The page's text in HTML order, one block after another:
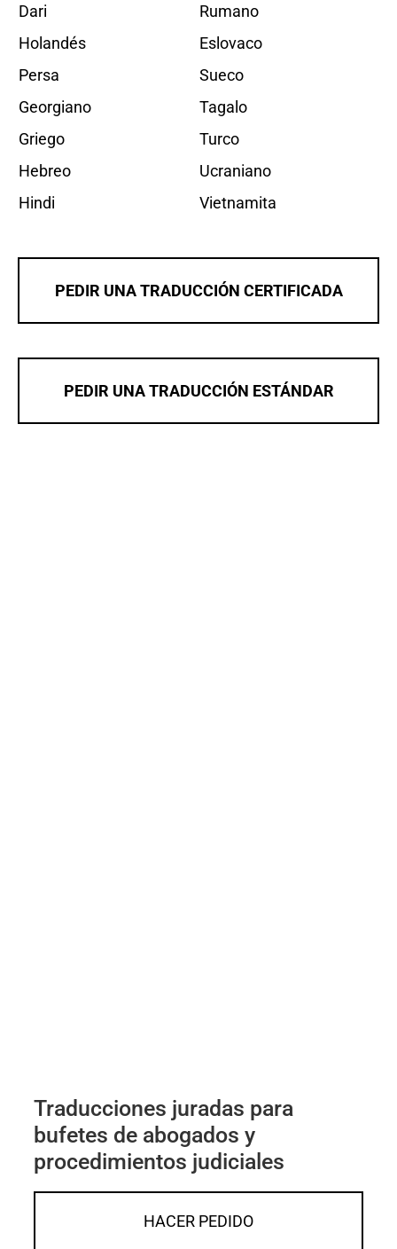
Dari
Holandés
Persa
Georgiano
Griego
Hebreo
Hindi
Rumano
Eslovaco
Sueco
Tagalo
Turco
Ucraniano
Vietnamita
PEDIR UNA TRADUCCIÓN CERTIFICADA
PEDIR UNA TRADUCCIÓN ESTÁNDAR
Traducciones juradas para
bufetes de abogados y
procedimientos judiciales
HACER PEDIDO